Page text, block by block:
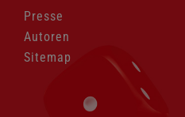
Presse
Autoren
Sitemap